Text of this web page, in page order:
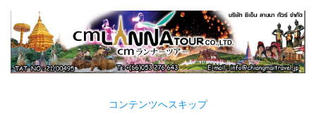
コンテンツへスキップ